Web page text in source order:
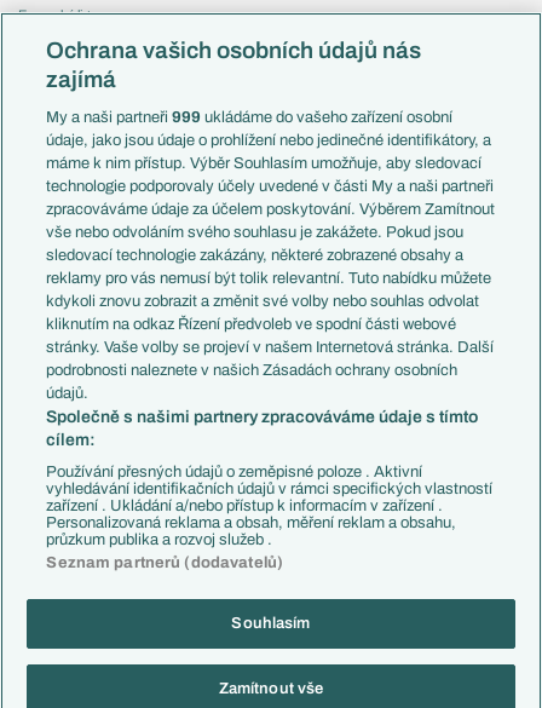
Evropská liga
Mistrovství světa
Liga národů
Témata
Představení týmů MS
EuroSkauting
PL v kostce
Evropské koeficienty
Přestupy
Přestupové spekulace
Zranění
Kluby
Arsenal FC
Chelsea FC
Manchester United
AC Milán
Juventus FC
Bayern Mnichov
FC Barcelona
Real Madrid
Česko
Francie
Itálie
Německo
Španělsko
Argentina
Brazílie
Přestupy
Zápasy
Livescore
Tipovací soutěž
Copyright © 2001-2026 EuroFotbal.cz. Využíváme zpravodajství ČTK.
Informace o zpracování osobních údajů
Ochrana vašich osobních údajů nás
zajímá
My a naši partneři999 ukládáme do vašeho zařízení osobní
údaje, jako jsou údaje o prohlížení nebo jedinečné identifikátory, a
máme k nim přístup. Výběr Souhlasím umožňuje, aby sledovací
technologie podporovaly účely uvedené v části My a naši partneři
zpracováváme údaje za účelem poskytování. Výběrem Zamítnout
vše nebo odvoláním svého souhlasu je zakážete. Pokud jsou
sledovací technologie zakázány, některé zobrazené obsahy a
reklamy pro vás nemusí být tolik relevantní. Tuto nabídku můžete
kdykoli znovu zobrazit a změnit své volby nebo souhlas odvolat
kliknutím na odkaz Řízení předvoleb ve spodní části webové
stránky. Vaše volby se projeví v našem Internetová stránka. Další
podrobnosti naleznete v našich Zásadách ochrany osobních
údajů.
Společně s našimi partnery zpracováváme údaje s tímto
cílem:
Používání přesných údajů o zeměpisné poloze . Aktivní
vyhledávání identifikačních údajů v rámci specifických vlastností
zařízení . Ukládání a/nebo přístup k informacím v zařízení .
Personalizovaná reklama a obsah, měření reklam a obsahu,
průzkum publika a rozvoj služeb .
Seznam partnerů (dodavatelů)
Souhlasím
Zamítnout vše